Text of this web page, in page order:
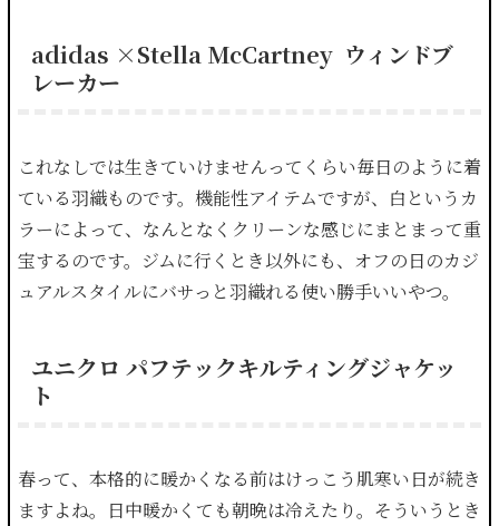
adidas ×Stella McCartney ウィンドブ
レーカー
これなしでは生きていけませんってくらい毎日のように着
ている羽織ものです。機能性アイテムですが、白というカ
ラーによって、なんとなくクリーンな感じにまとまって重
宝するのです。ジムに行くとき以外にも、オフの日のカジ
ュアルスタイルにバサっと羽織れる使い勝手いいやつ。
ユニクロ パフテックキルティングジャケッ
ト
春って、本格的に暖かくなる前はけっこう肌寒い日が続き
ますよね。日中暖かくても朝晩は冷えたり。そういうとき